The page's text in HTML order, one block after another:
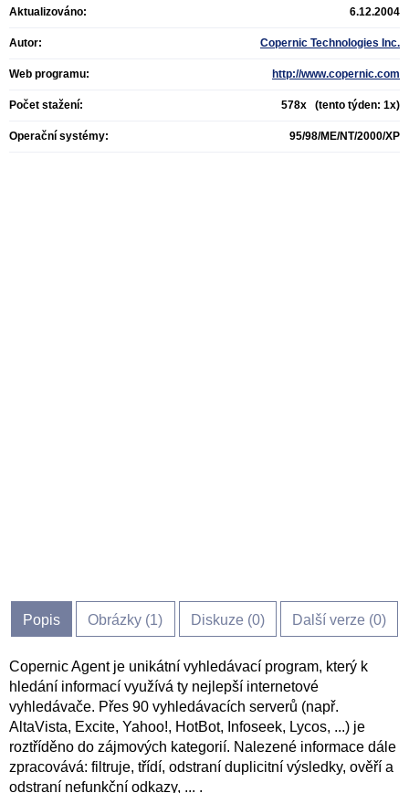
Aktualizováno: 6.12.2004
Autor: Copernic Technologies Inc.
Web programu: http://www.copernic.com
Počet stažení: 578x (tento týden: 1x)
Operační systémy: 95/98/ME/NT/2000/XP
Popis Obrázky (1) Diskuze (0) Další verze (0)
Copernic Agent je unikátní vyhledávací program, který k
hledání informací využívá ty nejlepší internetové
vyhledávače. Přes 90 vyhledávacích serverů (např.
AltaVista, Excite, Yahoo!, HotBot, Infoseek, Lycos, ...) je
roztříděno do zájmových kategorií. Nalezené informace dále
zpracovává: filtruje, třídí, odstraní duplicitní výsledky, ověří a
odstraní nefunkční odkazy, ... .